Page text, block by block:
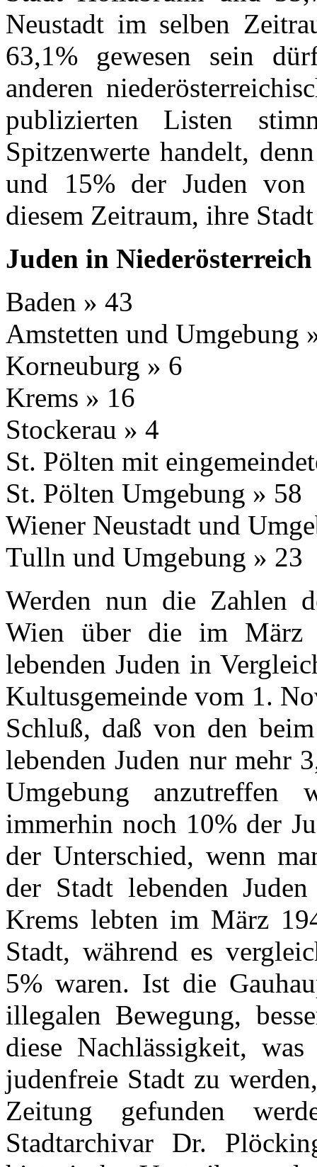
Neustadt im selben
63,1% gewesen sein
anderen
publizierten Listen
Spitzenwerte handelt,
und 15% der Juden von
diesem Zeitraum, ihre
Juden in
Baden » 43
Amstetten und Umgebung
Korneuburg » 6
Krems » 16
Stockerau » 4
St. Pölten mit
St. Pölten Umgebung » 58
Wiener Neustadt und
Tulln und Umgebung » 23
Werden nun die Zahlen
Wien über die im März
lebenden Juden in
Kultusgemeinde vom 1.
Schluß, daß von den
lebenden Juden nur mehr
Umgebung
immerhin noch 10% der
der Unterschied, wenn
der Stadt lebenden
Krems lebten im März
Stadt, während es
5% waren. Ist die
illegalen Bewegung,
diese Nachlässigkeit,
judenfreie Stadt zu
Zeitung gefunden
Stadtarchivar Dr.